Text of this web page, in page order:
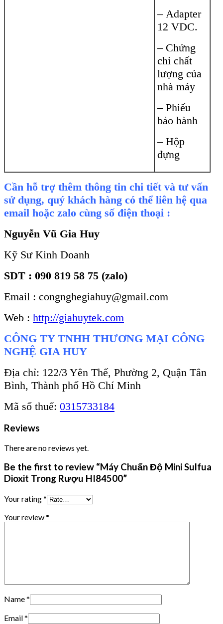
– Adapter
12 VDC.
– Chứng
chỉ chất
lượng của
nhà máy
– Phiếu
bảo hành
– Hộp
đựng
Cần hỗ trợ thêm thông tin chi tiết và tư vấn
sử dụng, quý khách hàng có thể liên hệ qua
email hoặc zalo cùng số điện thoại :
Nguyễn Vũ Gia Huy
Kỹ Sư Kinh Doanh
SDT : 090 819 58 75 (zalo)
Email : congnghegiahuy@gmail.com
Web : http://giahuytek.com
CÔNG TY TNHH THƯƠNG MẠI CÔNG
NGHỆ GIA HUY
Địa chỉ: 122/3 Yên Thế, Phường 2, Quận Tân
Bình, Thành phố Hồ Chí Minh
Mã số thuế: 0315733184
Reviews
There are no reviews yet.
Be the first to review “Máy Chuẩn Độ Mini Sulfua
Dioxit Trong Rượu HI84500”
Your rating*
Your review*
Name*
Email*